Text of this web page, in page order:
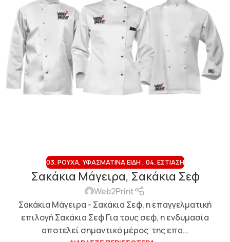
03. ΡΟΎΧΑ, ΥΦΑΣΜΆΤΙΝΑ ΕΊΔΗ , 04. ΕΣΤΊΑΣΗ
Σακάκια Μάγειρα, Σακάκια Σεφ
Web2Print
Σακάκια Μάγειρα - Σακάκια Σεφ, η επαγγελματική
επιλογή Σακάκια Σεφ Για τους σεφ, η ενδυμασία
αποτελεί σημαντικό μέρος της επα...